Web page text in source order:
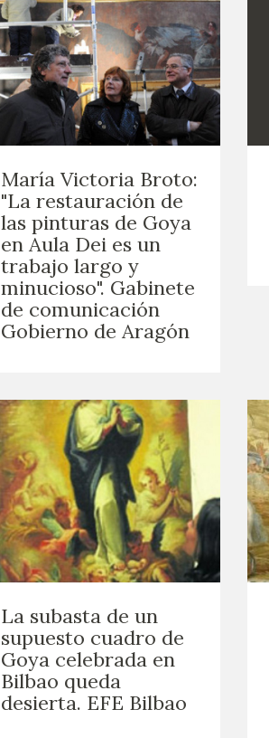
María Victoria Broto:
"La restauración de
las pinturas de Goya
en Aula Dei es un
trabajo largo y
minucioso". Gabinete
de comunicación
Gobierno de Aragón
La subasta de un
supuesto cuadro de
Goya celebrada en
Bilbao queda
desierta. EFE Bilbao